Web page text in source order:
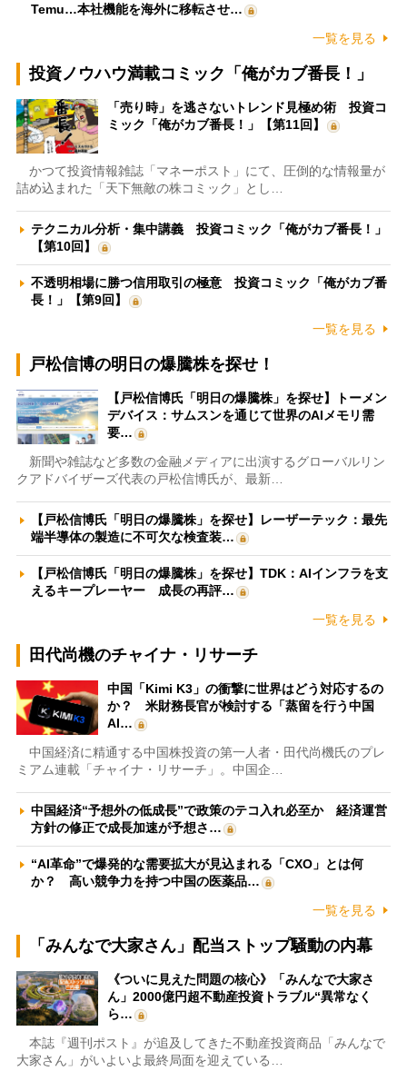
Temu…本社機能を海外に移転させ…
一覧を見る
投資ノウハウ満載コミック「俺がカブ番長！」
「売り時」を逃さないトレンド見極め術 投資コ
ミック「俺がカブ番長！」【第11回】
かつて投資情報雑誌「マネーポスト」にて、圧倒的な情報量が
詰め込まれた「天下無敵の株コミック」とし…
テクニカル分析・集中講義 投資コミック「俺がカブ番長！」
【第10回】
不透明相場に勝つ信用取引の極意 投資コミック「俺がカブ番
長！」【第9回】
一覧を見る
戸松信博の明日の爆騰株を探せ！
【戸松信博氏「明日の爆騰株」を探せ】トーメン
デバイス：サムスンを通じて世界のAIメモリ需
要…
新聞や雑誌など多数の金融メディアに出演するグローバルリン
クアドバイザーズ代表の戸松信博氏が、最新…
【戸松信博氏「明日の爆騰株」を探せ】レーザーテック：最先
端半導体の製造に不可欠な検査装…
【戸松信博氏「明日の爆騰株」を探せ】TDK：AIインフラを支
えるキープレーヤー 成長の再評…
一覧を見る
田代尚機のチャイナ・リサーチ
中国「Kimi K3」の衝撃に世界はどう対応するの
か？ 米財務長官が検討する「蒸留を行う中国
AI…
中国経済に精通する中国株投資の第一人者・田代尚機氏のプレ
ミアム連載「チャイナ・リサーチ」。中国企…
中国経済“予想外の低成長”で政策のテコ入れ必至か 経済運営
方針の修正で成長加速が予想さ…
“AI革命”で爆発的な需要拡大が見込まれる「CXO」とは何
か？ 高い競争力を持つ中国の医薬品…
一覧を見る
「みんなで大家さん」配当ストップ騒動の内幕
《ついに見えた問題の核心》「みんなで大家さ
ん」2000億円超不動産投資トラブル“異常なく
ら…
本誌『週刊ポスト』が追及してきた不動産投資商品「みんなで
大家さん」がいよいよ最終局面を迎えている…